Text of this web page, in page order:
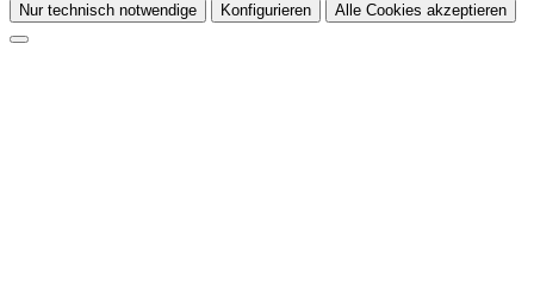
Nur technisch notwendige Konfigurieren Alle Cookies akzeptieren